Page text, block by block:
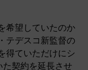
希望していたのか
テデスコ新監督の
得ていただけにシ
契約を延長させ